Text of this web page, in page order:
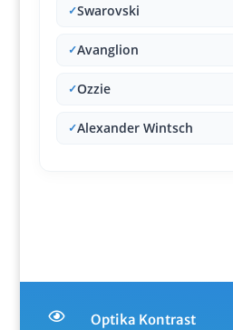
✓Swarovski
✓Avanglion
✓Ozzie
✓Alexander Wintsch
 Optika Kontrast